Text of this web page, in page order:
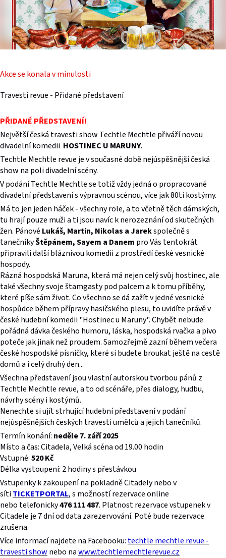
Akce se konala v minulosti
Travesti revue - Přidané představení
PŘIDANÉ PŘEDSTAVENÍ!
Největší česká travesti show Techtle Mechtle přiváží novou
divadelní komedii HOSTINEC U MARUNY.
Techtle Mechtle revue je v současné době nejúspěšnější česká
show na poli divadelní scény.
V podání Techtle Mechtle se totiž vždy jedná o propracované
divadelní představení s výpravnou scénou, více jak 80ti kostýmy.
Má to jen jeden háček - všechny role, a to včetně těch dámských,
tu hrají pouze muži a ti jsou navíc k nerozeznání od skutečných
žen. Pánové Lukáš, Martin, Nikolas a Jarekspolečně s
tanečníkyŠtěpánem, Sayem a Danem pro Vás tentokrát
připravili další bláznivou komedii z prostředí české vesnické
hospody.
Rázná hospodská Maruna, která má nejen celý svůj hostinec, ale
také všechny svoje štamgasty pod palcem a k tomu příběhy,
které píše sám život. Co všechno se dá zažít v jedné vesnické
hospůdce během přípravy hasičského plesu, to uvidíte právě v
české hudební komedii "Hostinec u Maruny". Chybět nebude
pořádná dávka českého humoru, láska, hospodská rvačka a pivo
poteče jak jinak než proudem. Samozřejmě zazní během večera
české hospodské písničky, které si budete broukat ještě na cestě
domů a i celý druhý den...
Všechna představení jsou vlastní autorskou tvorbou pánů z
Techtle Mechtle revue, a to od scénáře, přes dialogy, hudbu,
návrhy scény i kostýmů.
Nenechte si ujít strhující hudební představení v podání
nejúspěšnějších českých travesti umělců a jejich tanečníků.
Termín konání: neděle 7. září 2025
Místo a čas: Citadela, Velká scéna od 19.00 hodin
Vstupné:520 Kč
Délka vystoupení: 2 hodiny s přestávkou
Vstupenky k zakoupení na pokladně Citadely nebo v
sítiTICKETPORTAL, s možností rezervace online
nebo telefonicky476 111 487. Platnost rezervace vstupenek v
Citadele je 7 dní od data zarezervování. Poté bude rezervace
zrušena.
Více informací najdete na Facebooku: techtle mechtle revue -
travesti show nebo nawww.techtlemechtlerevue.cz